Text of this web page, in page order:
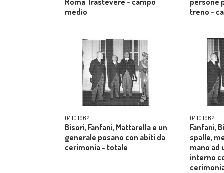
Roma Trastevere - campo
medio
persone
treno -
04.10.1962
Bisori, Fanfani, Mattarella e un
generale posano con abiti da
cerimonia - totale
04.10.1962
Fanfani,
spalle,
mano ad
interno